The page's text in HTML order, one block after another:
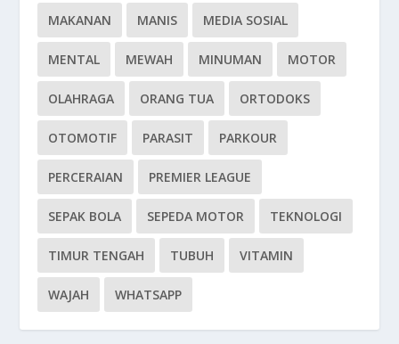
MAKANAN MANIS MEDIA SOSIAL
MENTAL MEWAH MINUMAN MOTOR
OLAHRAGA ORANG TUA ORTODOKS
OTOMOTIF PARASIT PARKOUR
PERCERAIAN PREMIER LEAGUE
SEPAK BOLA SEPEDA MOTOR TEKNOLOGI
TIMUR TENGAH TUBUH VITAMIN
WAJAH WHATSAPP